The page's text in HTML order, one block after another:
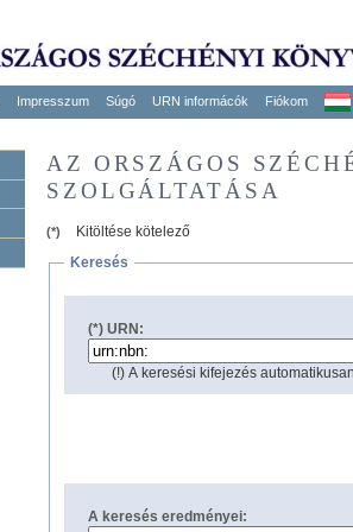
Impresszum Súgó URN informácók Fiókom
AZ ORSZÁGOS
SZOLGÁLTATÁSA
(*)
Kitöltése kötelező
Keresés
(*) URN:
(!) A keresési kifejezés
A keresés eredményei: